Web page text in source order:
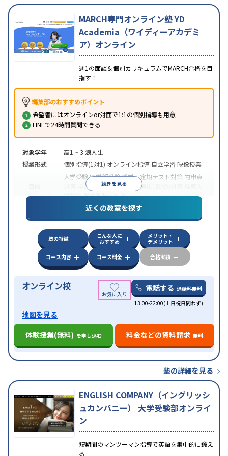
MARCH専門オンライン塾 YD
Academia（ワイディーアカデミ
ア）オンライン
週1の面談＆個別カリキュラムでMARCH合格を目
指す！
編集部のおすすめポイント
希望者にはオンラインor対面で1:1の個別指導も用意
LINEで24時間質問できる
続きを見る
対象学年 高1 ~ 3 浪人生
授業形式
個別指導(1対1) オンライン指導 自立学習 映像授業
大学受験医学部受験授業・定期テスト対策 内申点
学習習慣の定着 総合型選抜(旧AO)対策
試対策学校別特化対策
特徴
中高一貫校生に対応授業の振替可能
学習にPC・タブレットを利用オンライン対応1
科目から受講可能
近くの教室を探す
塾の特徴
こんな人に
おすすめ
メリット・
デメリット
コース内容
コース料金 合格実績
オンライン校 電話する 通話料無料
13:00-22:00(土日祝日問わず)
地図を見る
体験授業(無料) を申し込む 料金などの資料請求 無料
塾の詳細を見る
ENGLISH COMPANY（イングリッシ
ュカンパニー） 大学受験部オンライ
ン
短期間のマンツーマン指導で英語を集中的に鍛え
る